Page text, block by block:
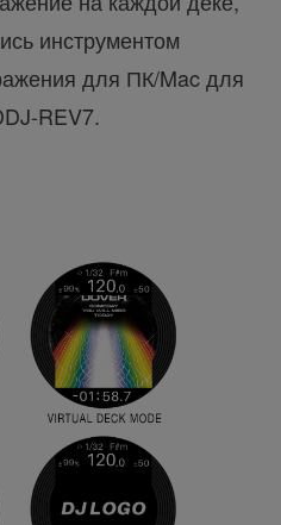
инструментом
для ПК/Mac для
REV7.